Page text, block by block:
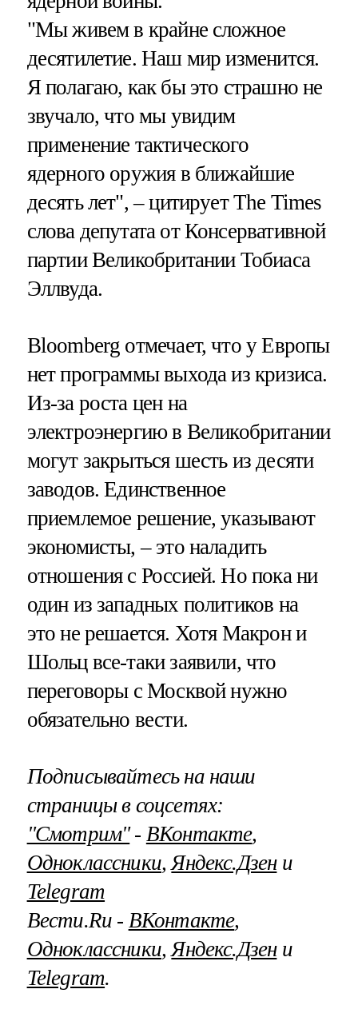
"Мы живем в крайне сложное
десятилетие. Наш мир изменится.
Я полагаю, как бы это страшно не
звучало, что мы увидим
применение тактического
ядерного оружия в ближайшие
десять лет", – цитирует The Times
слова депутата от Консервативной
партии Великобритании Тобиаса
Эллвуда.
Bloomberg отмечает, что у Европы
нет программы выхода из кризиса.
Из-за роста цен на
электроэнергию в Великобритании
могут закрыться шесть из десяти
заводов. Единственное
приемлемое решение, указывают
экономисты, – это наладить
отношения с Россией. Но пока ни
один из западных политиков на
это не решается. Хотя Макрон и
Шольц все-таки заявили, что
переговоры с Москвой нужно
обязательно вести.
Подписывайтесь на наши
страницы в соцсетях:
"Смотрим"‐ ВКонтакте,
Одноклассники,Яндекс.Дзени
Telegram
Вести.Ru ‐ ВКонтакте,
Одноклассники,Яндекс.Дзени
Telegram.